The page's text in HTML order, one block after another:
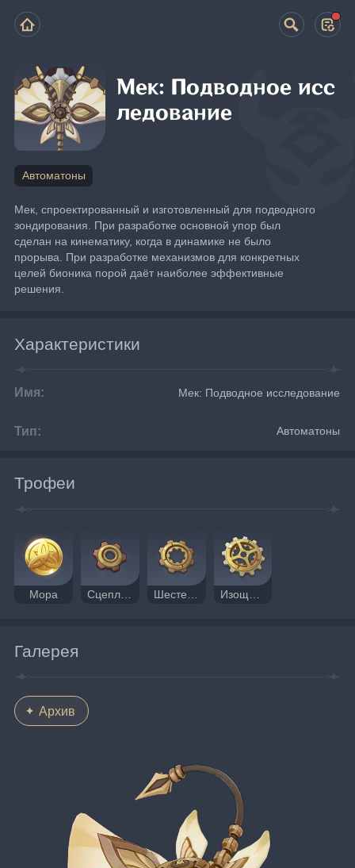
Мек: Подводное исс
ледование
Автоматоны
Мек, спроектированный и изготовленный для подводного
зондирования. При разработке основной упор был
сделан на кинематику, когда в динамике не было
прорыва. При разработке механизмов для конкретных
целей бионика порой даёт наиболее эффективные
решения.
Характеристики
Имя: Мек: Подводное исследование
Тип: Автоматоны
Трофеи
Мора Сцепляющаяся шестерня Шестерня механизма Изощрённая динамическая шестерня
Галерея
Архив